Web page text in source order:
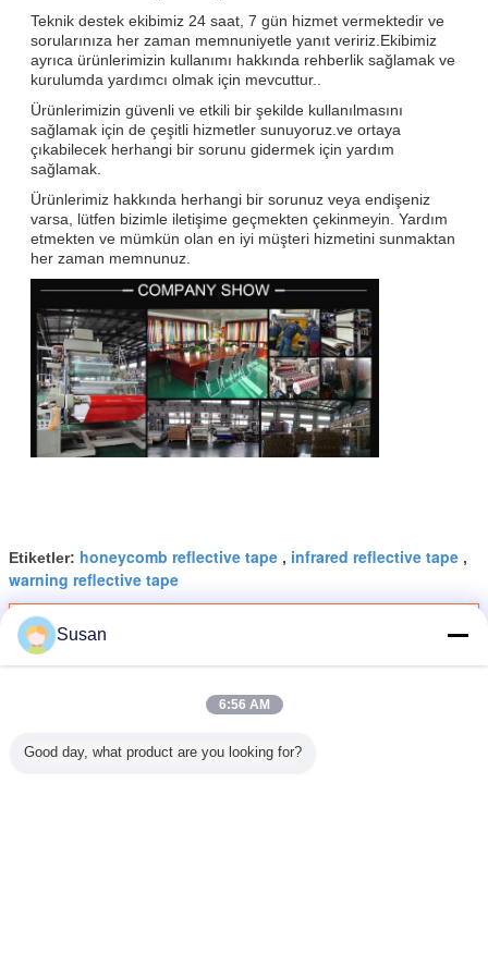
Teknik destek ekibimiz 24 saat, 7 gün hizmet vermektedir ve
sorularınıza her zaman memnuniyetle yanıt veririz.Ekibimiz
ayrıca ürünlerimizin kullanımı hakkında rehberlik sağlamak ve
kurulumda yardımcı olmak için mevcuttur..
Ürünlerimizin güvenli ve etkili bir şekilde kullanılmasını
sağlamak için de çeşitli hizmetler sunuyoruz.ve ortaya
çıkabilecek herhangi bir sorunu gidermek için yardım
sağlamak.
Ürünlerimiz hakkında herhangi bir sorunuz veya endişeniz
varsa, lütfen bizimle iletişime geçmekten çekinmeyin. Yardım
etmekten ve mümkün olan en iyi müşteri hizmetini sunmaktan
her zaman memnunuz.
Etiketler: honeycomb reflective tape , infrared reflective tape ,
warning reflective tape
Sertifika EMARK ECE 104R
bant 2 inç Araç Yansıtıcı çıkartma
Susan
6:56 AM
Good day, what product are you looking for?